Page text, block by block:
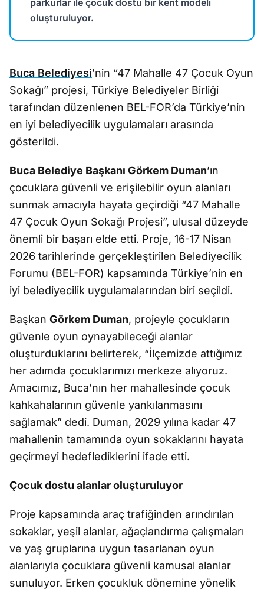
parkurlar ile çocuk dostu bir kent modeli
oluşturuluyor.
Buca Belediyesi’nin “47 Mahalle 47 Çocuk Oyun
Sokağı” projesi, Türkiye Belediyeler Birliği
tarafından düzenlenen BEL-FOR’da Türkiye’nin
en iyi belediyecilik uygulamaları arasında
gösterildi.
Buca Belediye Başkanı Görkem Duman’ın
çocuklara güvenli ve erişilebilir oyun alanları
sunmak amacıyla hayata geçirdiği “47 Mahalle
47 Çocuk Oyun Sokağı Projesi”, ulusal düzeyde
önemli bir başarı elde etti. Proje, 16-17 Nisan
2026 tarihlerinde gerçekleştirilen Belediyecilik
Forumu (BEL-FOR) kapsamında Türkiye’nin en
iyi belediyecilik uygulamalarından biri seçildi.
Başkan Görkem Duman, projeyle çocukların
güvenle oyun oynayabileceği alanlar
oluşturduklarını belirterek, “İlçemizde attığımız
her adımda çocuklarımızı merkeze alıyoruz.
Amacımız, Buca’nın her mahallesinde çocuk
kahkahalarının güvenle yankılanmasını
sağlamak” dedi. Duman, 2029 yılına kadar 47
mahallenin tamamında oyun sokaklarını hayata
geçirmeyi hedeflediklerini ifade etti.
Çocuk dostu alanlar oluşturuluyor
Proje kapsamında araç trafiğinden arındırılan
sokaklar, yeşil alanlar, ağaçlandırma çalışmaları
ve yaş gruplarına uygun tasarlanan oyun
alanlarıyla çocuklara güvenli kamusal alanlar
sunuluyor. Erken çocukluk dönemine yönelik